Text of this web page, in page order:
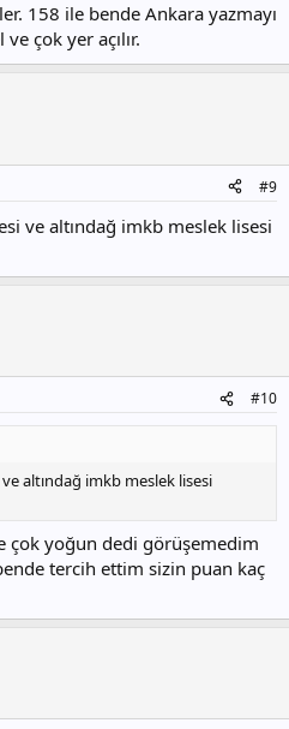
158 ile bende Ankara yazmayı
çok yer açılır.
#9
ve altındağ imkb meslek lisesi
#10
altındağ imkb meslek lisesi
çok yoğun dedi görüşemedim
tercih ettim sizin puan kaç